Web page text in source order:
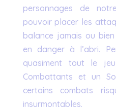
personnages de
pouvoir placer les
balance jamais ou
en danger à l’abri.
quasiment tout le
Combattants et un
certains combats
insurmontables.